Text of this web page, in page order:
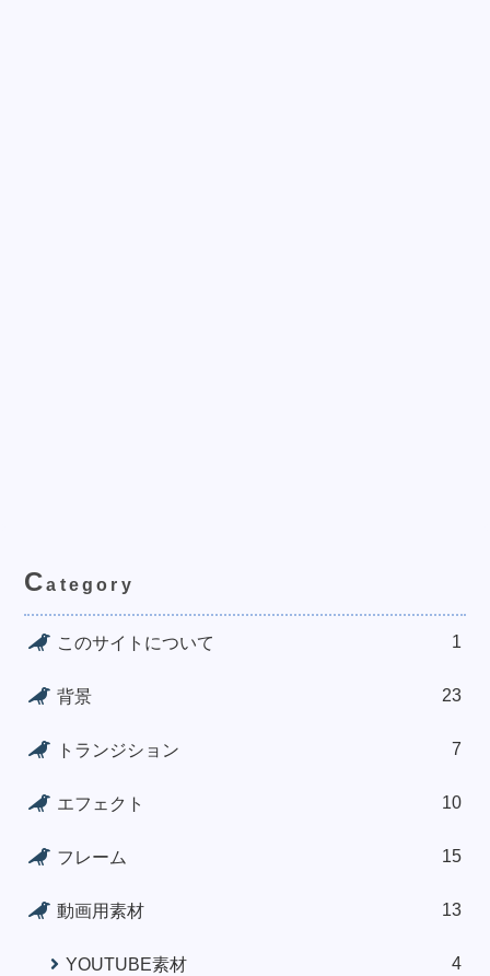
Category
このサイトについて 1
背景 23
トランジション 7
エフェクト 10
フレーム 15
動画用素材 13
YOUTUBE素材 4